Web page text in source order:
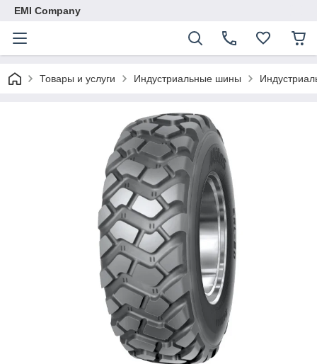
EMI Company
Товары и услуги Индустриальные шины